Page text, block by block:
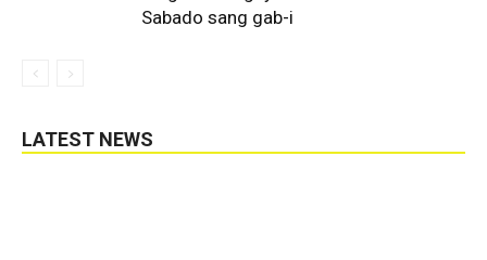
Sabado sang gab-i
LATEST NEWS